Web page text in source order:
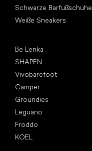
Schwarze Barfußschuhe
Weiße Sneakers
Be Lenka
SHAPEN
Vivobarefoot
Camper
Groundies
Leguano
Froddo
KOEL